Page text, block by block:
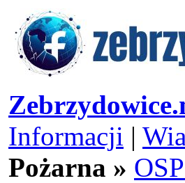
Informacji |
Pożarna »